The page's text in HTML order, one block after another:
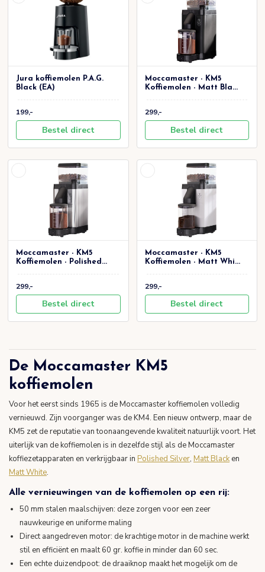
Jura koffiemolen P.A.G.
Black (EA)
199,-
Bestel direct
Moccamaster - KM5
Koffiemolen - Matt Bla...
299,-
Bestel direct
Moccamaster - KM5
Koffiemolen - Polished...
299,-
Bestel direct
Moccamaster - KM5
Koffiemolen - Matt Whi...
299,-
Bestel direct
De Moccamaster KM5
koffiemolen
Voor het eerst sinds 1965 is de Moccamaster koffiemolen volledig
vernieuwd. Zijn voorganger was de KM4. Een nieuw ontwerp, maar de
KM5 zet de reputatie van toonaangevende kwaliteit natuurlijk voort. Het
uiterlijk van de koffiemolen is in dezelfde stijl als de Moccamaster
koffiezetapparaten en verkrijgbaar in Polished Silver, Matt Blacken
Matt White.
Alle vernieuwingen van de koffiemolen op een rij:
50 mm stalen maalschijven: deze zorgen voor een zeer
nauwkeurige en uniforme maling
Direct aangedreven motor: de krachtige motor in de machine werkt
stil en efficiënt en maalt 60 gr. koffie in minder dan 60 sec.
Een echte duizendpoot: de draaiknop maakt het mogelijk om de